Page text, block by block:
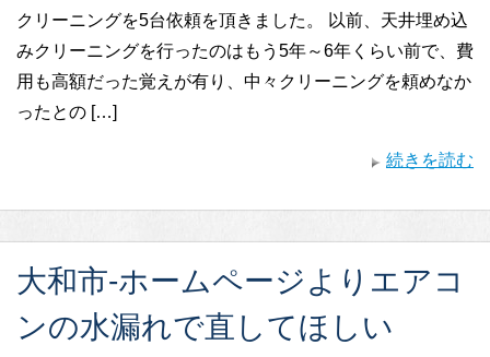
クリーニングを5台依頼を頂きました。 以前、天井埋め込
みクリーニングを行ったのはもう5年～6年くらい前で、費
用も高額だった覚えが有り、中々クリーニングを頼めなか
ったとの […]
続きを読む
大和市-ホームページよりエアコ
ンの水漏れで直してほしい